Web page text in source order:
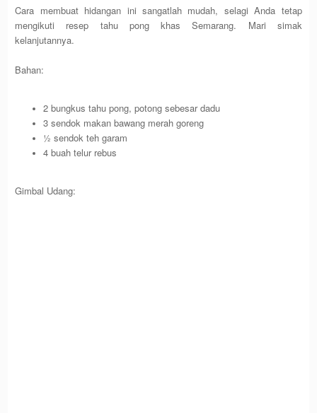
Cara membuat hidangan ini sangatlah mudah, selagi Anda tetap
mengikuti resep tahu pong khas Semarang. Mari simak
kelanjutannya.
Bahan:
2 bungkus tahu pong, potong sebesar dadu
3 sendok makan bawang merah goreng
½ sendok teh garam
4 buah telur rebus
Gimbal Udang: